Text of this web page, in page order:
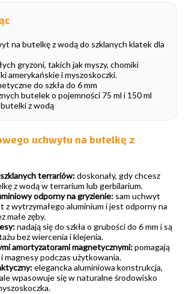
na butelkę z wodą do szklanych klatek dla
gryzoni, takich jak myszy, chomiki
amerykańskie i myszoskoczki.
do szkła do 6 mm
butelek o pojemności 75 ml i 150 ml
z wodą
uchwytu na butelkę z
terrariów:doskonały, gdy chcesz
z wodą w terrarium lub gerbilarium.
odporny na gryzienie: sam uchwyt
z wytrzymałego aluminium i jest odporny na
małe zęby.
nadają się do szkła o grubości do 6 mm i są
bez wiercenia i klejenia.
amortyzatorami magnetycznymi:pomagają
magnesy podczas użytkowania.
elegancka aluminiowa konstrukcja,
wpasowuje się w naturalne środowisko